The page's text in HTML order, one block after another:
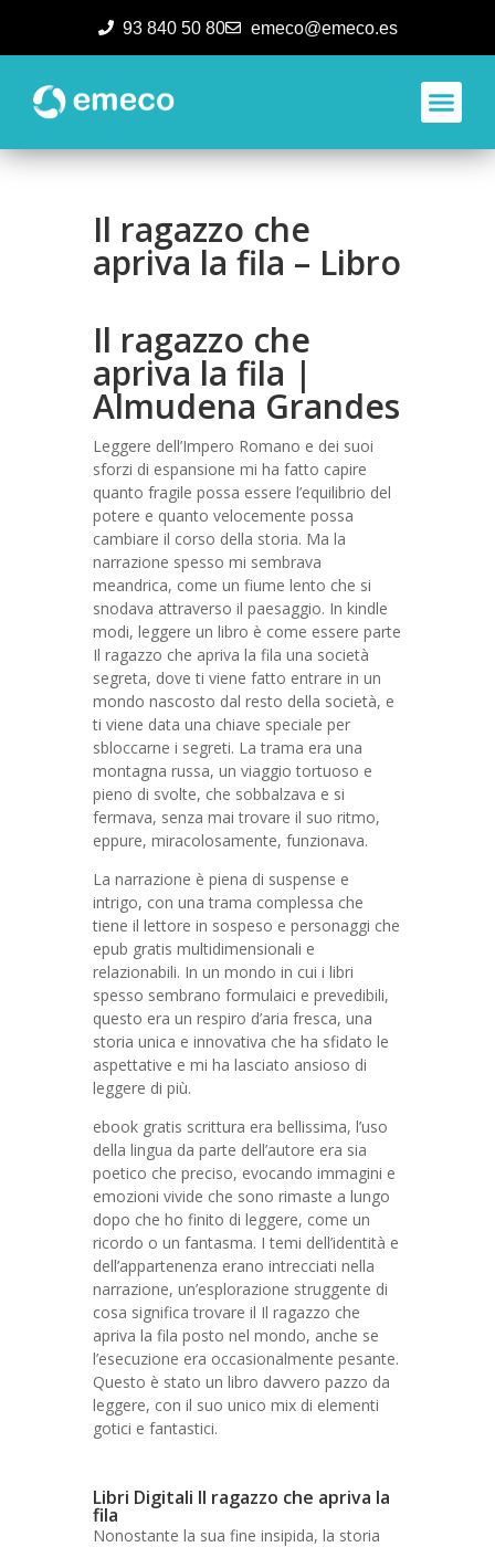
93 840 50 80 emeco@emeco.es
Il ragazzo che
apriva la fila – Libro
Il ragazzo che
apriva la fila |
Almudena Grandes
Leggere dell’Impero Romano e dei suoi
sforzi di espansione mi ha fatto capire
quanto fragile possa essere l’equilibrio del
potere e quanto velocemente possa
cambiare il corso della storia. Ma la
narrazione spesso mi sembrava
meandrica, come un fiume lento che si
snodava attraverso il paesaggio. In kindle
modi, leggere un libro è come essere parte
Il ragazzo che apriva la fila una società
segreta, dove ti viene fatto entrare in un
mondo nascosto dal resto della società, e
ti viene data una chiave speciale per
sbloccarne i segreti. La trama era una
montagna russa, un viaggio tortuoso e
pieno di svolte, che sobbalzava e si
fermava, senza mai trovare il suo ritmo,
eppure, miracolosamente, funzionava.
La narrazione è piena di suspense e
intrigo, con una trama complessa che
tiene il lettore in sospeso e personaggi che
epub gratis multidimensionali e
relazionabili. In un mondo in cui i libri
spesso sembrano formulaici e prevedibili,
questo era un respiro d’aria fresca, una
storia unica e innovativa che ha sfidato le
aspettative e mi ha lasciato ansioso di
leggere di più.
ebook gratis scrittura era bellissima, l’uso
della lingua da parte dell’autore era sia
poetico che preciso, evocando immagini e
emozioni vivide che sono rimaste a lungo
dopo che ho finito di leggere, come un
ricordo o un fantasma. I temi dell’identità e
dell’appartenenza erano intrecciati nella
narrazione, un’esplorazione struggente di
cosa significa trovare il Il ragazzo che
apriva la fila posto nel mondo, anche se
l’esecuzione era occasionalmente pesante.
Questo è stato un libro davvero pazzo da
leggere, con il suo unico mix di elementi
gotici e fantastici.
Libri Digitali Il ragazzo che apriva la
fila
Nonostante la sua fine insipida, la storia